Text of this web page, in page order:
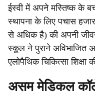
ईस्वी में अपने मस्तिष्क के
स्थापना के लिए पचास
से अधिक है) की अपनी
स्कूल ने पुराने अविभाजित
एलोपैथिक चिकित्सा
असम मेडिकल